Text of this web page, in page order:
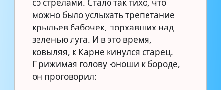
со стрелами. Стало так тихо, что
можно было услыхать трепетание
крыльев бабочек, порхавших над
зеленью луга. И в это время,
ковыляя, к Карне кинулся старец.
Прижимая голову юноши к бороде,
он проговорил: